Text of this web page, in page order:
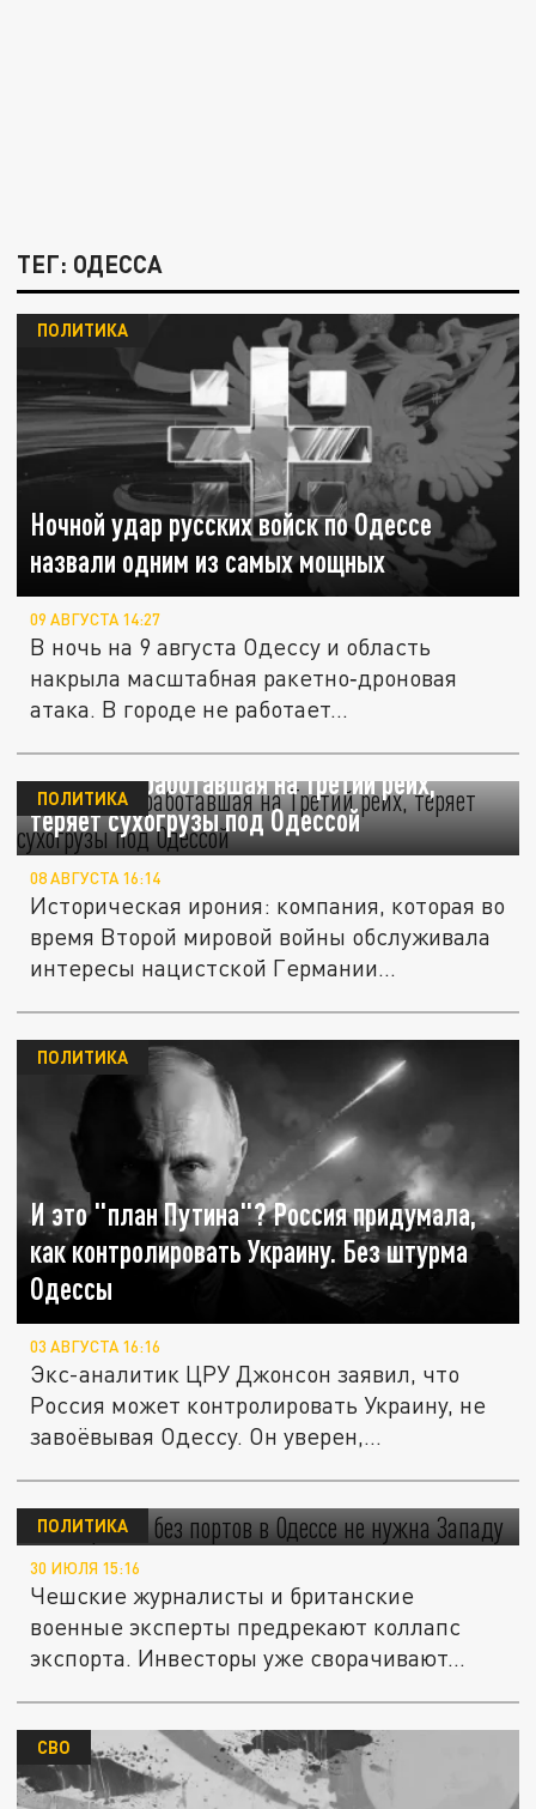
ТЕГ: ОДЕССА
Ночной удар русских войск по Одессе
назвали одним из самых мощных
ПОЛИТИКА
09 АВГУСТА 14:27
В ночь на 9 августа Одессу и область
накрыла масштабная ракетно‑дроновая
атака. В городе не работает...
Компания, работавшая на Третий рейх,
теряет сухогрузы под Одессой
ПОЛИТИКА
08 АВГУСТА 16:14
Историческая ирония: компания, которая во
время Второй мировой войны обслуживала
интересы нацистской Германии...
И это "план Путина"? Россия придумала,
как контролировать Украину. Без штурма
Одессы
ПОЛИТИКА
03 АВГУСТА 16:16
Экс-аналитик ЦРУ Джонсон заявил, что
Россия может контролировать Украину, не
завоёвывая Одессу. Он уверен,...
PL: Украина без портов в Одессе не нужна
Западу
ПОЛИТИКА
30 ИЮЛЯ 15:16
Чешские журналисты и британские
военные эксперты предрекают коллапс
экспорта. Инвесторы уже сворачивают...
СВО